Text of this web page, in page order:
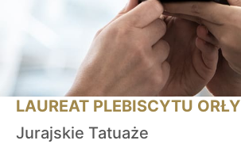
LAUREAT PLEBISCYTU ORŁY
Jurajskie Tatuaże